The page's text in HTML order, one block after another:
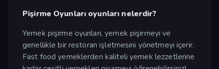
Pişirme Oyunları oyunları nelerdir?
Yemek pişirme oyunları, yemek pişirmeyi ve
genellikle bir restoran işletmesini yönetmeyi içerir.
Fast food yemeklerden kaliteli yemek lezzetlerine